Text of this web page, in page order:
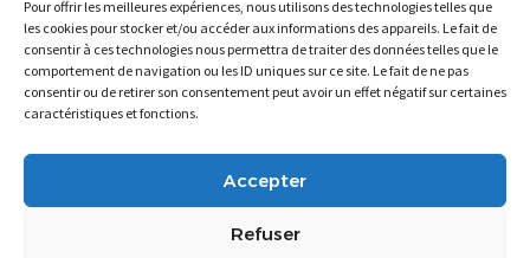
Pour offrir les meilleures expériences, nous utilisons des technologies telles que
les cookies pour stocker et/ou accéder aux informations des appareils. Le fait de
consentir à ces technologies nous permettra de traiter des données telles que le
comportement de navigation ou les ID uniques sur ce site. Le fait de ne pas
consentir ou de retirer son consentement peut avoir un effet négatif sur certaines
caractéristiques et fonctions.
Accepter
Refuser
votre expérience sur notre site.
Lisez notre politique de confidentialité pour plus d’informations.
Magstartup.com © 2025 Tous droits réservés.